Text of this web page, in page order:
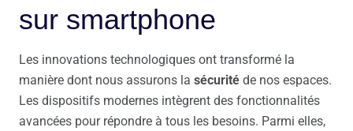
sur smartphone
Les innovations technologiques ont transformé la
manière dont nous assurons la sécurité de nos espaces.
Les dispositifs modernes intègrent des fonctionnalités
avancées pour répondre à tous les besoins. Parmi elles,